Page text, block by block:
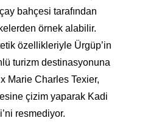
bahçesi tarafından
örnek alabilir.
özellikleriyle Ürgüp’in
turizm destinasyonuna
Marie Charles Texier,
çizim yaparak Kadi
resmediyor.